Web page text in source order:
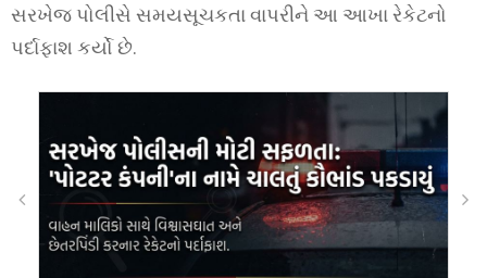
સરખેજ પોલીસે સમયસૂચકતા વાપરીને આ આખા રેકેટનો
પર્દાફાશ કર્યો છે.